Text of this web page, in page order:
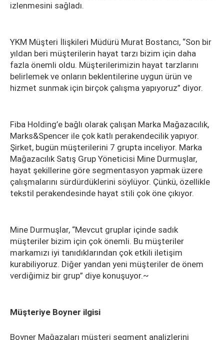
izlenmesini sağladı.
YKM Müşteri İlişkileri Müdürü Murat Bostancı, “Son bir
yıldan beri müşterilerin hayat tarzı bizim için daha
fazla önemli oldu. Müşterilerimizin hayat tarzlarını
belirlemek ve onların beklentilerine uygun ürün ve
hizmet sunmak için birçok çalışma yapıyoruz” diyor.
Fiba Holding’e bağlı olarak çalışan Marka Mağazacılık,
Marks&Spencer ile çok katlı perakendecilik yapıyor.
Şirket, bugün müşterilerini 7 grupta inceliyor. Marka
Mağazacılık Satış Grup Yöneticisi Mine Durmuşlar,
hayat şekillerine göre segmentasyon yapmak üzere
çalışmalarını sürdürdüklerini söylüyor. Çünkü, özellikle
tekstil perakendesinde hayat stili çok öne çıkıyor.
Mine Durmuşlar, “Mevcut gruplar içinde sadık
müşteriler bizim için çok önemli. Bu müşteriler
markamızı iyi tanıdıklarından çok etkili iletişim
kurabiliyoruz. Diğer yandan yeni müşteriler de önem
verdiğimiz bir grup” diye konuşuyor.~
Müşteriye Boyner ilgisi
Boyner Mağazaları müşteri segment analizlerini